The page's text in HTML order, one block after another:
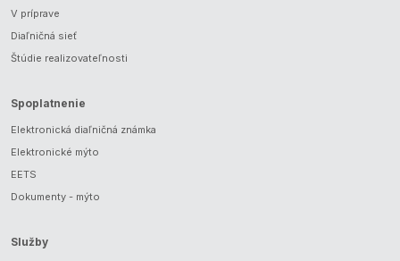
V príprave
Diaľničná sieť
Štúdie realizovateľnosti
Spoplatnenie
Elektronická diaľničná známka
Elektronické mýto
EETS
Dokumenty - mýto
Služby